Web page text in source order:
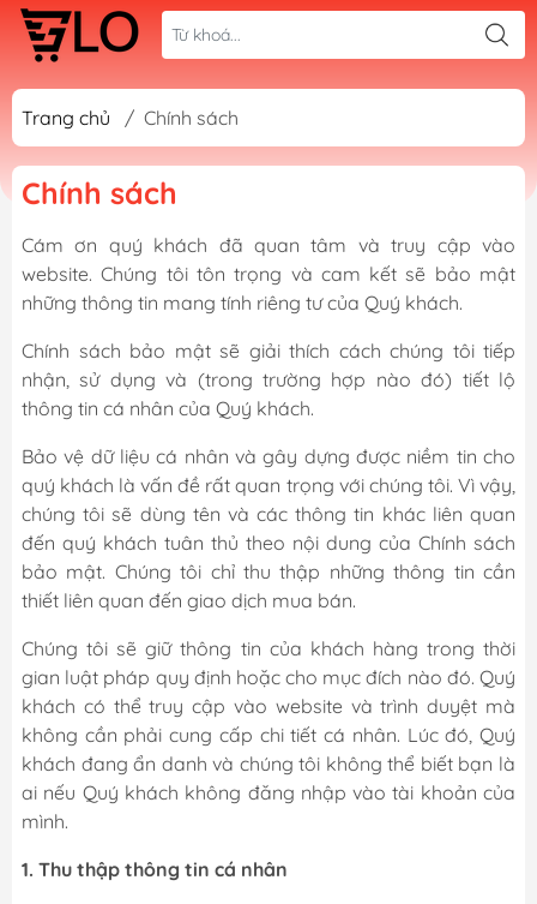
Trang chủ / Chính sách
Chính sách
Cám ơn quý khách đã quan tâm và truy cập vào
website. Chúng tôi tôn trọng và cam kết sẽ bảo mật
những thông tin mang tính riêng tư của Quý khách.
Chính sách bảo mật sẽ giải thích cách chúng tôi tiếp
nhận, sử dụng và (trong trường hợp nào đó) tiết lộ
thông tin cá nhân của Quý khách.
Bảo vệ dữ liệu cá nhân và gây dựng được niềm tin cho
quý khách là vấn đề rất quan trọng với chúng tôi. Vì vậy,
chúng tôi sẽ dùng tên và các thông tin khác liên quan
đến quý khách tuân thủ theo nội dung của Chính sách
bảo mật. Chúng tôi chỉ thu thập những thông tin cần
thiết liên quan đến giao dịch mua bán.
Chúng tôi sẽ giữ thông tin của khách hàng trong thời
gian luật pháp quy định hoặc cho mục đích nào đó. Quý
khách có thể truy cập vào website và trình duyệt mà
không cần phải cung cấp chi tiết cá nhân. Lúc đó, Quý
khách đang ẩn danh và chúng tôi không thể biết bạn là
ai nếu Quý khách không đăng nhập vào tài khoản của
mình.
1. Thu thập thông tin cá nhân